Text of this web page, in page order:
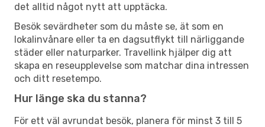
det alltid något nytt att upptäcka.
Besök sevärdheter som du måste se, ät som en
lokalinvånare eller ta en dagsutflykt till närliggande
städer eller naturparker. Travellink hjälper dig att
skapa en reseupplevelse som matchar dina intressen
och ditt resetempo.
Hur länge ska du stanna?
För ett väl avrundat besök, planera för minst 3 till 5